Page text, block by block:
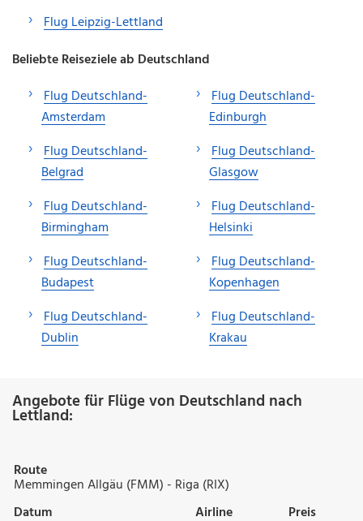
Flug Leipzig-Lettland
Beliebte Reiseziele ab Deutschland
Flug Deutschland-
Amsterdam
Flug Deutschland-
Belgrad
Flug Deutschland-
Birmingham
Flug Deutschland-
Budapest
Flug Deutschland-
Dublin
Flug Deutschland-
Edinburgh
Flug Deutschland-
Glasgow
Flug Deutschland-
Helsinki
Flug Deutschland-
Kopenhagen
Flug Deutschland-
Krakau
Angebote für Flüge von Deutschland nach
Lettland:
Route
Memmingen Allgäu (FMM) - Riga (RIX)
Datum
Airline Preis